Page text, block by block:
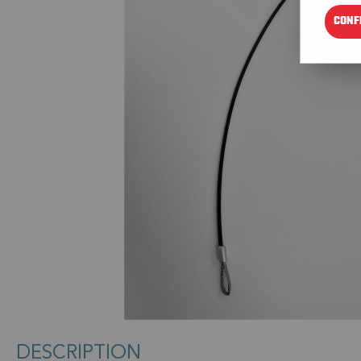
DESCRIPTION